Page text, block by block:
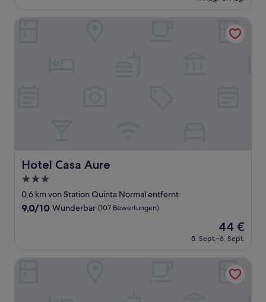
Bewertungen)
beträgt
Hotel Casa Aure
Hotel Casa Aure
3.0-
Sterne-
Unterkunft
0,6 km von Station Quinta Normal entfernt
9.0
Bewertungen)
9,0/10 Wunderbar (107 Bewertungen)
Der
Preis
beträgt
44 €
5. Sept.–6. Sept.